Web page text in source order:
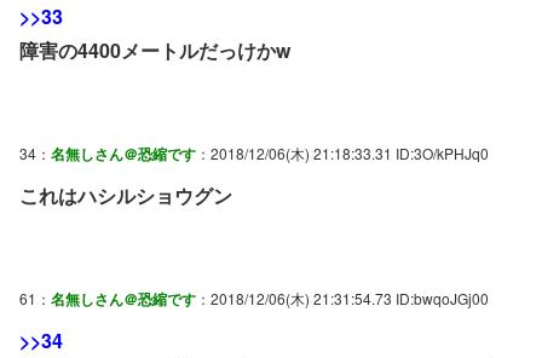
>>33
障害の4400メートルだっけかw
34： 名無しさん＠恐縮です ：2018/12/06(木) 21:18:33.31 ID:3O/kPHJq0
これはハシルショウグン
61： 名無しさん＠恐縮です ：2018/12/06(木) 21:31:54.73 ID:bwqoJGj00
>>34